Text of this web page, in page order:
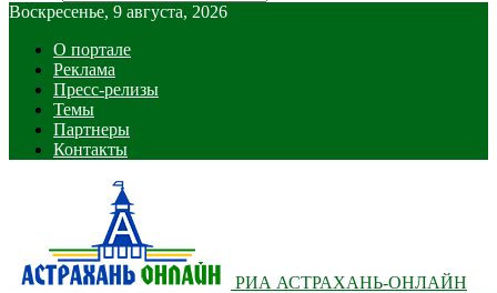
Воскресенье, 9 августа, 2026
О портале
Реклама
Пресс-релизы
Темы
Партнеры
Контакты
РИА АСТРАХАНЬ-ОНЛАЙН